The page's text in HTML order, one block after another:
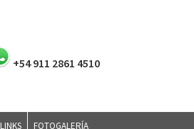
+54 911 2861 4510
LINKS FOTOGALERÍA